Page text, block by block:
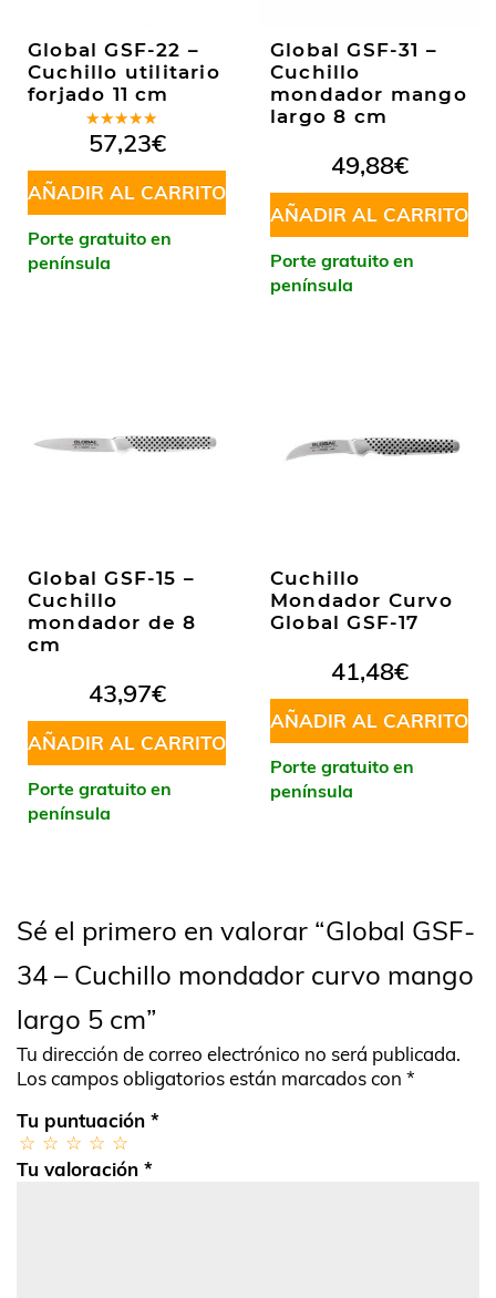
Global GSF-22 –
Cuchillo utilitario
forjado 11 cm
Valorado
en4.50
de 5
57,23€
AÑADIR AL CARRITO
Porte gratuito en
península
Global GSF-31 –
Cuchillo
mondador mango
largo 8 cm
49,88€
AÑADIR AL CARRITO
Porte gratuito en
península
Global GSF-15 –
Cuchillo
mondador de 8
cm
43,97€
AÑADIR AL CARRITO
Porte gratuito en
península
Cuchillo
Mondador Curvo
Global GSF-17
41,48€
AÑADIR AL CARRITO
Porte gratuito en
península
Sé el primero en valorar “Global GSF-
34 – Cuchillo mondador curvo mango
largo 5 cm”
Tu dirección de correo electrónico no será publicada.
Los campos obligatorios están marcados con *
Tu puntuación *
Tu valoración *